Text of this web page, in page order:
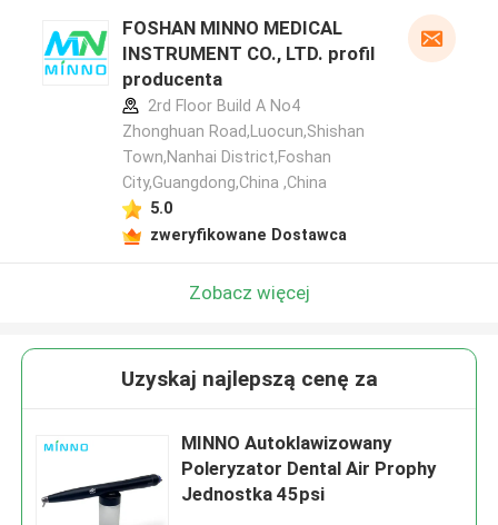
FOSHAN MINNO MEDICAL
INSTRUMENT CO., LTD. profil
producenta
2rd Floor Build A No4
Zhonghuan Road,Luocun,Shishan
Town,Nanhai District,Foshan
City,Guangdong,China ,China
5.0
zweryfikowane Dostawca
Zobacz więcej
Uzyskaj najlepszą cenę za
MINNO Autoklawizowany
Poleryzator Dental Air Prophy
Jednostka 45psi